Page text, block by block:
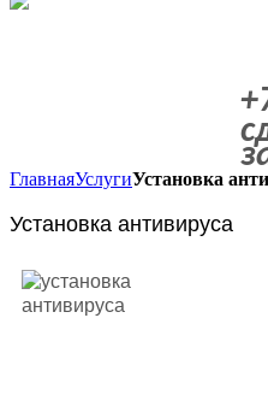
ГлавнаяУслугиУстановка
Установка антивируса